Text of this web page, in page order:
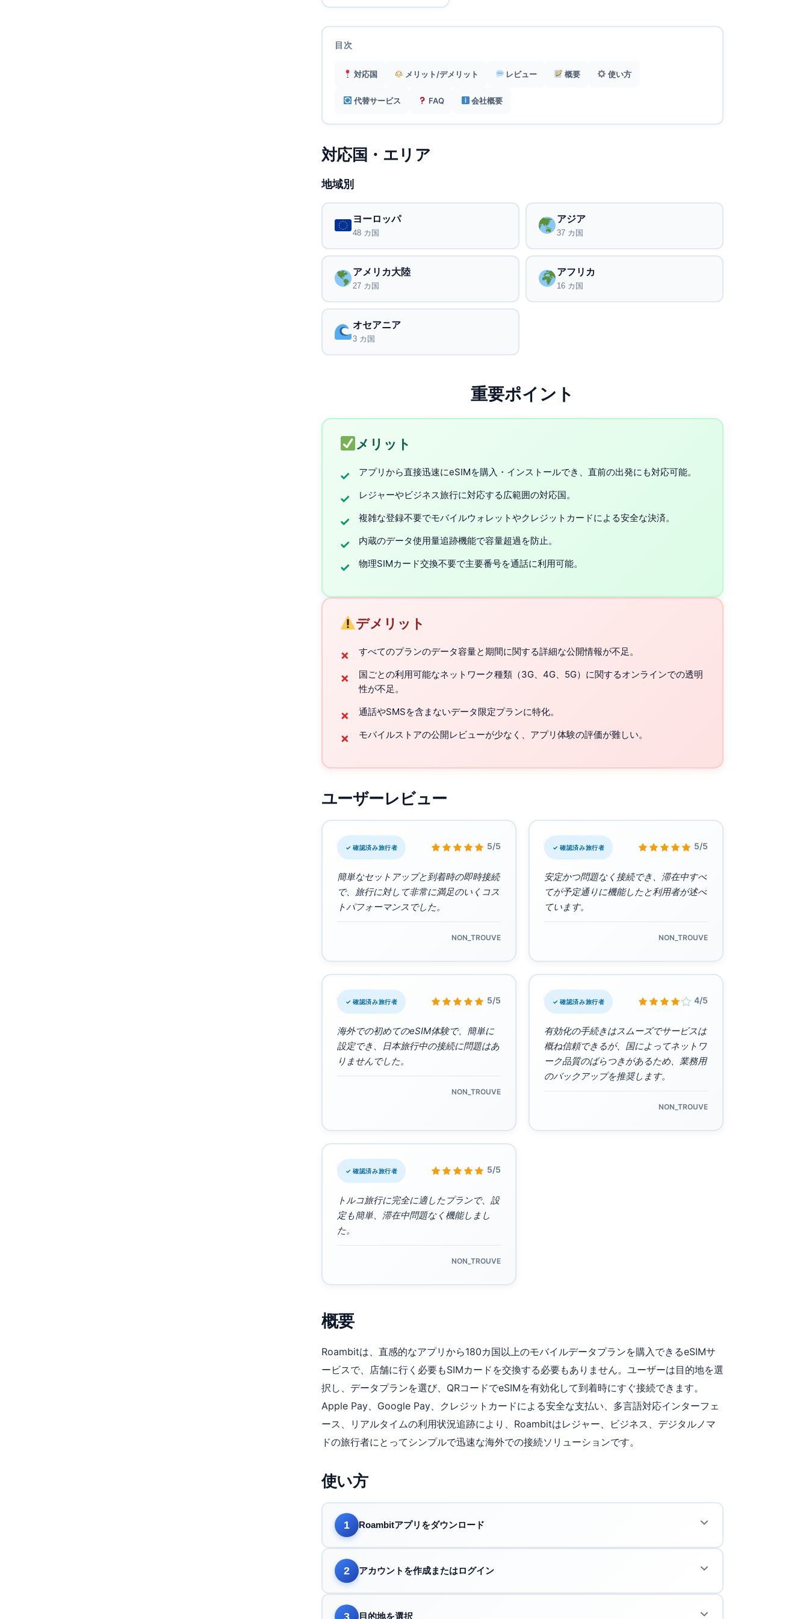
目次
対応国 メリット/デメリット レビュー 概要 使い方
代替サービス FAQ 会社概要
対応国・エリア
地域別
ヨーロッパ
48 カ国
アジア
37 カ国
アメリカ大陸
27 カ国
アフリカ
16 カ国
オセアニア
3 カ国
重要ポイント
メリット
✓ アプリから直接迅速にeSIMを購入・インストールでき、直前の出発にも対応可能。
✓ レジャーやビジネス旅行に対応する広範囲の対応国。
✓ 複雑な登録不要でモバイルウォレットやクレジットカードによる安全な決済。
✓ 内蔵のデータ使用量追跡機能で容量超過を防止。
✓ 物理SIMカード交換不要で主要番号を通話に利用可能。
デメリット
✗ すべてのプランのデータ容量と期間に関する詳細な公開情報が不足。
✗
国ごとの利用可能なネットワーク種類（3G、4G、5G）に関するオンラインでの透明
性が不足。
✗ 通話やSMSを含まないデータ限定プランに特化。
✗ モバイルストアの公開レビューが少なく、アプリ体験の評価が難しい。
ユーザーレビュー
✓ 確認済み旅行者 5/5
“
簡単なセットアップと到着時の即時接続
で、旅行に対して非常に満足のいくコス
トパフォーマンスでした。
NON_TROUVE
✓ 確認済み旅行者 5/5
“
安定かつ問題なく接続でき、滞在中すべ
てが予定通りに機能したと利用者が述べ
ています。
NON_TROUVE
✓ 確認済み旅行者 5/5
“
海外での初めてのeSIM体験で、簡単に
設定でき、日本旅行中の接続に問題はあ
りませんでした。
NON_TROUVE
✓ 確認済み旅行者 4/5
“
有効化の手続きはスムーズでサービスは
概ね信頼できるが、国によってネットワ
ーク品質のばらつきがあるため、業務用
のバックアップを推奨します。
NON_TROUVE
✓ 確認済み旅行者 5/5
“
トルコ旅行に完全に適したプランで、設
定も簡単、滞在中問題なく機能しまし
た。
NON_TROUVE
概要
Roambitは、直感的なアプリから180カ国以上のモバイルデータプランを購入できるeSIMサ
ービスで、店舗に行く必要もSIMカードを交換する必要もありません。ユーザーは目的地を選
択し、データプランを選び、QRコードでeSIMを有効化して到着時にすぐ接続できます。
Apple Pay、Google Pay、クレジットカードによる安全な支払い、多言語対応インターフェ
ース、リアルタイムの利用状況追跡により、Roambitはレジャー、ビジネス、デジタルノマ
ドの旅行者にとってシンプルで迅速な海外での接続ソリューションです。
使い方
1 Roambitアプリをダウンロード
2 アカウントを作成またはログイン
3 目的地を選択